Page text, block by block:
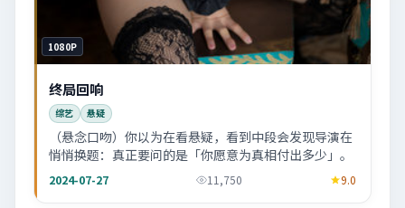
1080P
终局回响
综艺 悬疑
（悬念口吻）你以为在看悬疑，看到中段会发现导演在
悄悄换题：真正要问的是「你愿意为真相付出多少」。
2024-07-27 11,750 9.0